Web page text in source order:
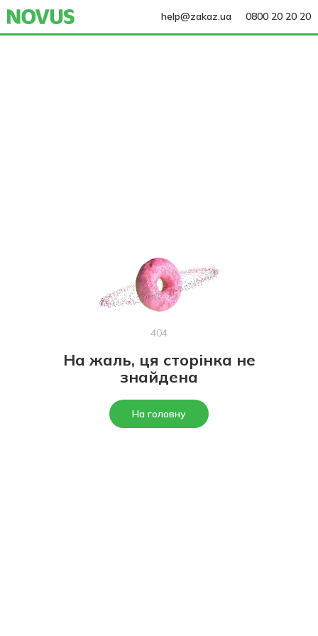
help@zakaz.ua 0800 20 20 20
404
На жаль, ця сторінка не
знайдена
На головну